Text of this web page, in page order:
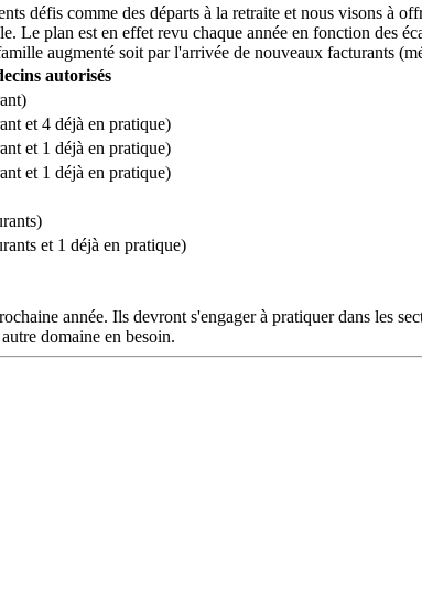
défis comme des départs à la retraite et nous visons à
Le plan est en effet revu chaque année en fonction des
augmenté soit par l'arrivée de nouveaux facturants
autorisés
et 4 déjà en pratique)
et 1 déjà en pratique)
et 1 déjà en pratique)
et 1 déjà en pratique)
année. Ils devront s'engager à pratiquer dans les
domaine en besoin.